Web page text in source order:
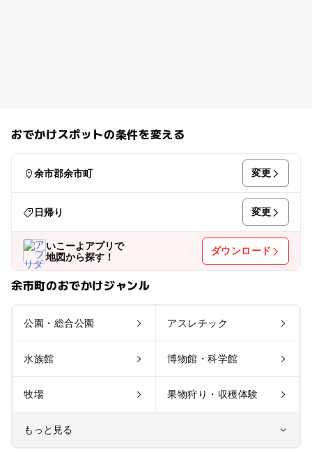
おでかけスポットの条件を変える
余市郡余市町 変更
日帰り 変更
いこーよアプリで
地図から探す！
ダウンロード
余市町のおでかけジャンル
公園・総合公園 アスレチック
水族館 博物館・科学館
牧場 果物狩り・収穫体験
もっと見る